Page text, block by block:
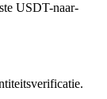
USDT-naar-